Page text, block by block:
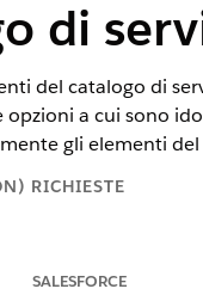
di
del catalogo di
a cui sono
gli elementi
RICHIESTE
Edition e
SALESFORCE